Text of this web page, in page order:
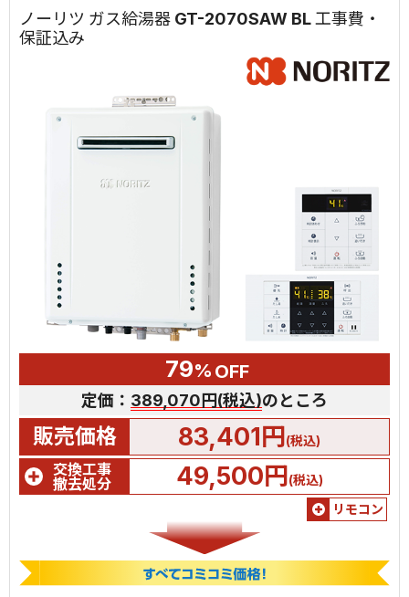
ノーリツ ガス給湯器 GT-2070SAW BL 工事費・
保証込み
79% OFF
定価： 389,070円(税込)のところ
販売価格 83,401円(税込)
交換工事
撤去処分
49,500円(税込)
リモコン